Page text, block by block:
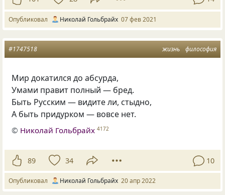
Опубликовал Николай Гольбрайх 07 фев 2021
жизнь философия
#1747518
Мир докатился до абсурда,
Умами правит полный — бред.
Быть Русским — видите ли, стыдно,
А быть придурком — вовсе нет.
© Николай Гольбрайх 4172
89 34 10
Опубликовал Николай Гольбрайх 20 апр 2022